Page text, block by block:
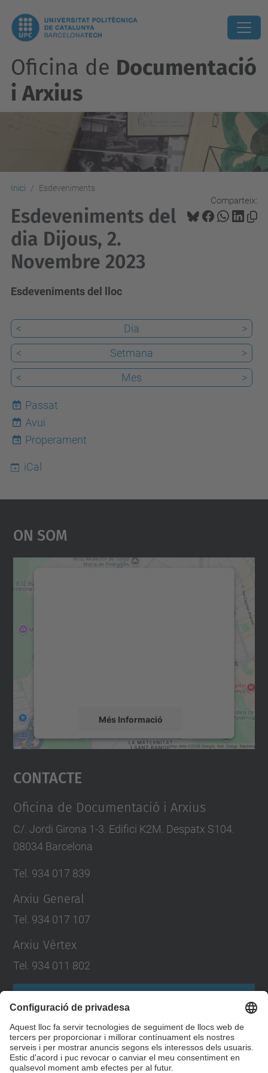
Oficina de Documentació
i Arxius
Inici Esdeveniments
Comparteix:
Esdeveniments del
dia Dijous, 2.
Novembre 2023
Esdeveniments del lloc
< Dia
>
<
Setmana
>
<
Mes >
Passat
7
Avui
Properament
iCal
On Som
Més Informació
Accepta
powered by
Contacte
Oficina de Documentació i Arxius
C/. Jordi Girona 1-3. Edifici K2M. Despatx S104.
08034 Barcelona
Tel. 934 017 839
Arxiu General
Tel. 934 017 107
Arxiu Vèrtex
Tel. 934 011 802
Formulari de contacte
Llista Xarxes Socials